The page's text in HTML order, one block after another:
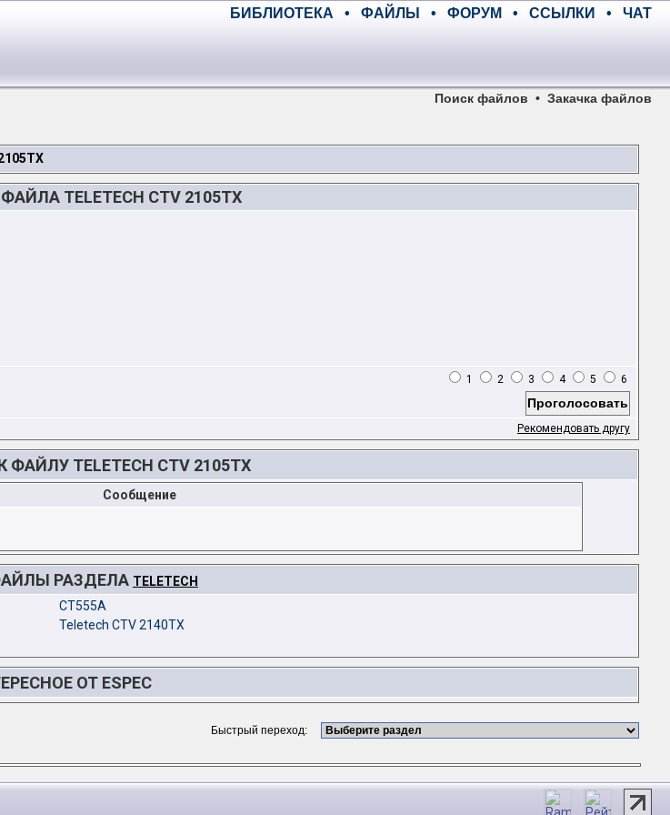
БИБЛИОТЕКА • ФАЙЛЫ • ФОРУМ • ССЫЛКИ • ЧАТ
Поиск файлов • Закачка файлов
TELETECH CTV 2105TX
1 2 3 4 5 6
Рекомендовать другу
TELETECH CTV 2105TX
Сообщение
РАЗДЕЛА TELETECH
CT555A
Teletech CTV 2140TX
ОТ ESPEC
Быстрый переход: